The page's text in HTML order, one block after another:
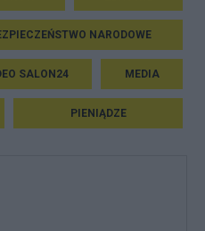
NARODOWE
SALON24 MEDIA
PIENIĄDZE